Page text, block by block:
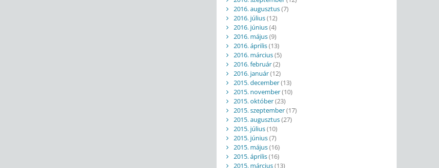
2016. augusztus(7)
2016. július(12)
2016. június(4)
2016. május(9)
2016. április(13)
2016. március(5)
2016. február(2)
2016. január(12)
2015. december(13)
2015. november(10)
2015. október(23)
2015. szeptember(17)
2015. augusztus(27)
2015. július(10)
2015. június(7)
2015. május(16)
2015. április(16)
2015. március(13)